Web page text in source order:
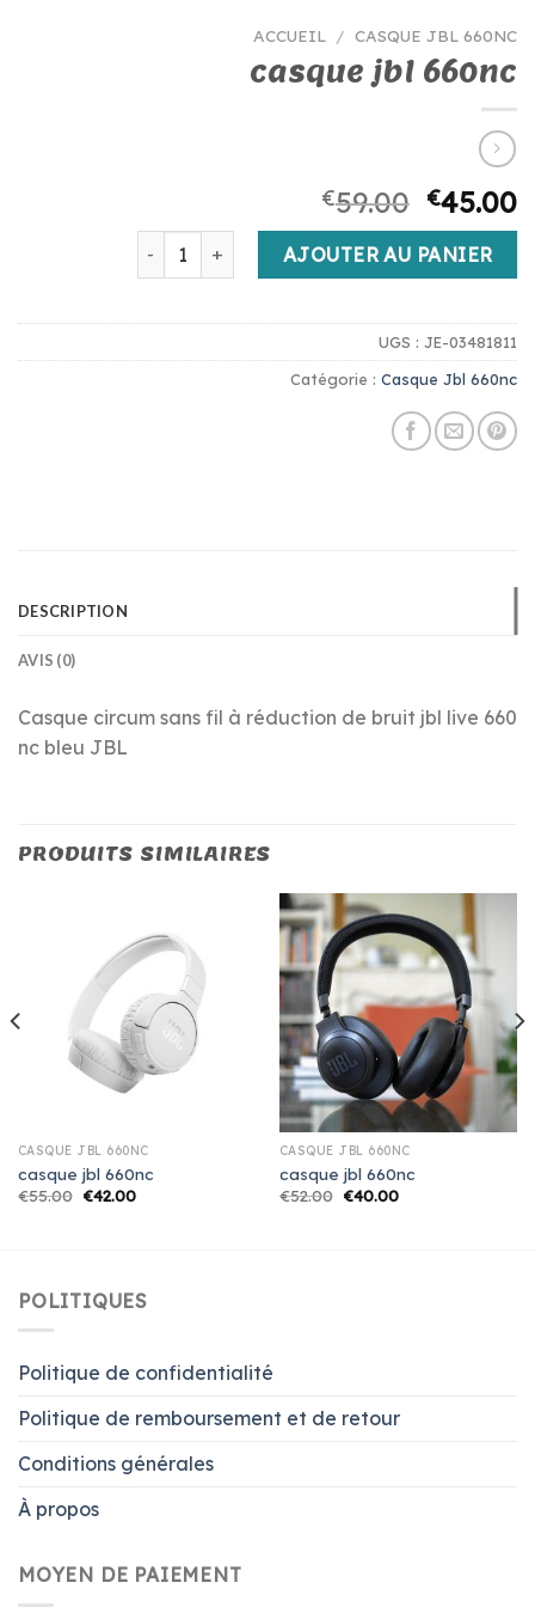
ACCUEIL / CASQUE JBL 660NC
casque jbl 660nc
€59.00 €45.00
quantité de casque jbl 660ncAJOUTER AU PANIER
UGS : JE-03481811
Catégorie : Casque Jbl 660nc
DESCRIPTION
AVIS (0)
Casque circum sans fil à réduction de bruit jbl live 660
nc bleu JBL
PRODUITS SIMILAIRES
CASQUE JBL 660NC
casque jbl 660nc
€55.00 €42.00
CASQUE JBL 660NC
casque jbl 660nc
€52.00 €40.00
POLITIQUES
Politique de confidentialité
Politique de remboursement et de retour
Conditions générales
À propos
MOYEN DE PAIEMENT